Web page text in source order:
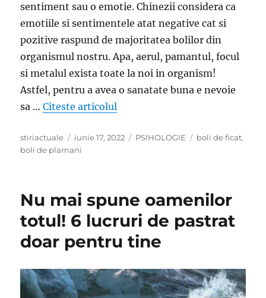
sentiment sau o emotie. Chinezii considera ca
emotiile si sentimentele atat negative cat si
pozitive raspund de majoritatea bolilor din
organismul nostru. Apa, aerul, pamantul, focul
si metalul exista toate la noi in organism!
Astfel, pentru a avea o sanatate buna e nevoie
sa …Citeste articolul
Author
stiriactuale
Posted
on
iunie 17, 2022 Categories
PSIHOLOGIE Tags
boli de ficat,
boli de plamani
Nu mai spune oamenilor
totul! 6 lucruri de pastrat
doar pentru tine